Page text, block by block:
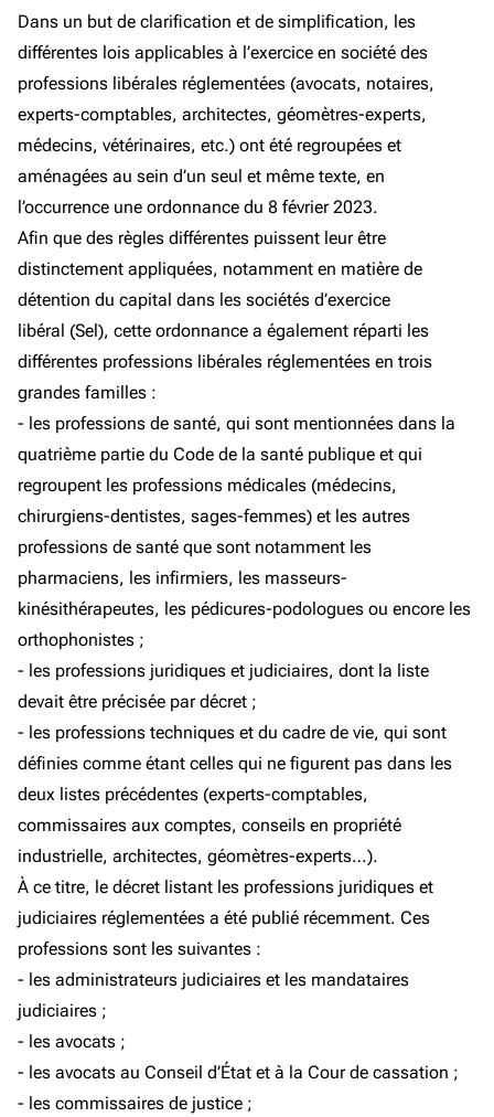
Dans un but de clarification et de simplification, les
différentes lois applicables à l’exercice en société des
professions libérales réglementées (avocats, notaires,
experts-comptables, architectes, géomètres-experts,
médecins, vétérinaires, etc.) ont été regroupées et
aménagées au sein d’un seul et même texte, en
l’occurrence une ordonnance du 8 février 2023.
Afin que des règles différentes puissent leur être
distinctement appliquées, notamment en matière de
détention du capital dans les sociétés d’exercice
libéral (Sel), cette ordonnance a également réparti les
différentes professions libérales réglementées en trois
grandes familles :
- les professions de santé, qui sont mentionnées dans la
quatrième partie du Code de la santé publique et qui
regroupent les professions médicales (médecins,
chirurgiens-dentistes, sages-femmes) et les autres
professions de santé que sont notamment les
pharmaciens, les infirmiers, les masseurs-
kinésithérapeutes, les pédicures-podologues ou encore les
orthophonistes ;
- les professions juridiques et judiciaires, dont la liste
devait être précisée par décret ;
- les professions techniques et du cadre de vie, qui sont
définies comme étant celles qui ne figurent pas dans les
deux listes précédentes (experts-comptables,
commissaires aux comptes, conseils en propriété
industrielle, architectes, géomètres-experts…).
À ce titre, le décret listant les professions juridiques et
judiciaires réglementées a été publié récemment. Ces
professions sont les suivantes :
- les administrateurs judiciaires et les mandataires
judiciaires ;
- les avocats ;
- les avocats au Conseil d’État et à la Cour de cassation ;
- les commissaires de justice ;